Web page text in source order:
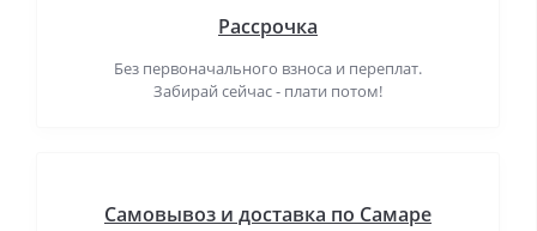
Рассрочка
Без первоначального взноса и переплат.
Забирай сейчас - плати потом!
Самовывоз и доставка по Самаре